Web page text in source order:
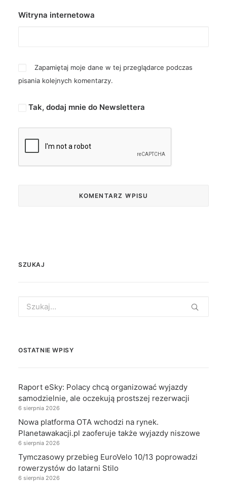
Witryna internetowa
Zapamiętaj moje dane w tej przeglądarce podczas
pisania kolejnych komentarzy.
Tak, dodaj mnie do Newslettera
SZUKAJ
for:
OSTATNIE WPISY
Raport eSky: Polacy chcą organizować wyjazdy
samodzielnie, ale oczekują prostszej rezerwacji
6 sierpnia 2026
Nowa platforma OTA wchodzi na rynek.
Planetawakacji.pl zaoferuje także wyjazdy niszowe
6 sierpnia 2026
Tymczasowy przebieg EuroVelo 10/13 poprowadzi
rowerzystów do latarni Stilo
6 sierpnia 2026